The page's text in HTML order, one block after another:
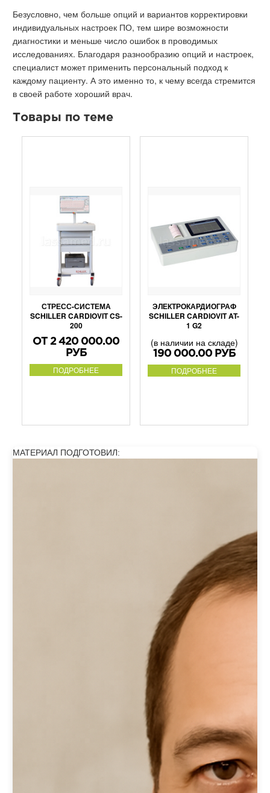
Безусловно, чем больше опций и вариантов корректировки
индивидуальных настроек ПО, тем шире возможности
диагностики и меньше число ошибок в проводимых
исследованиях. Благодаря разнообразию опций и настроек,
специалист может применить персональный подход к
каждому пациенту. А это именно то, к чему всегда стремится
в своей работе хороший врач.
Товары по теме
СТРЕСС-СИСТЕМА
SCHILLER CARDIOVIT CS-
200
ОТ 2 420 000.00
РУБ
ПОДРОБНЕЕ
ЭЛЕКТРОКАРДИОГРАФ
SCHILLER CARDIOVIT AT-
1 G2
(в наличии на складе)
190 000.00 РУБ
ПОДРОБНЕЕ
МАТЕРИАЛ ПОДГОТОВИЛ: